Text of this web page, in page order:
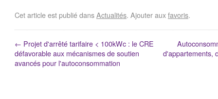
Cet article est publié dansActualités. Ajouter auxfavoris.
← Projet d'arrêté tarifaire < 100kWc : le CRE
défavorable aux mécanismes de soutien
avancés pour l'autoconsommation
d'appartements,